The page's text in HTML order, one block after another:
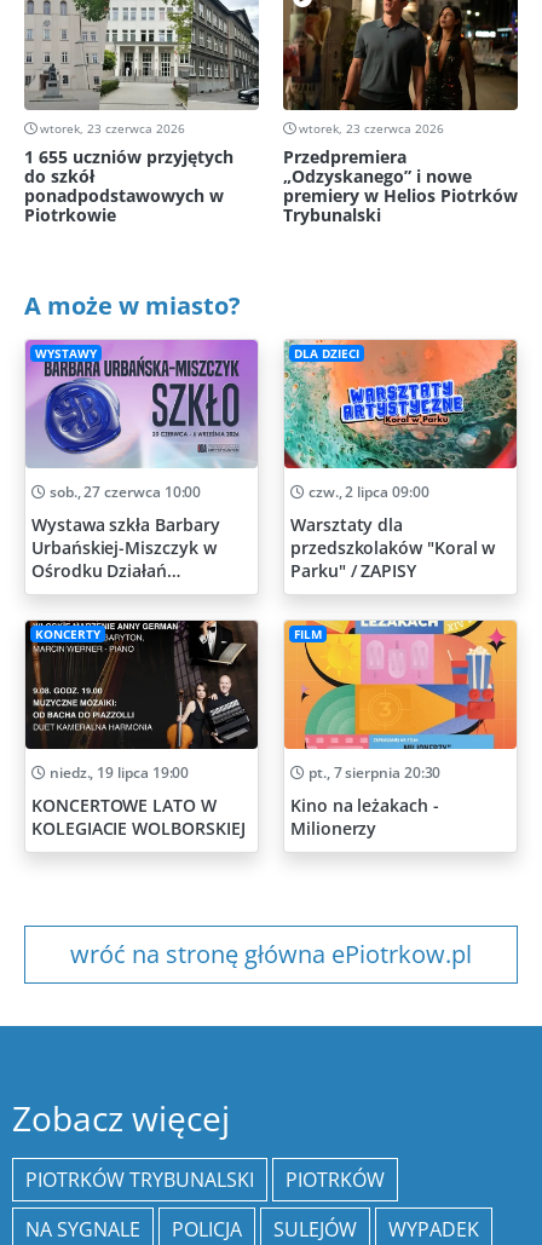
wtorek, 23 czerwca 2026
1 655 uczniów przyjętych
do szkół
ponadpodstawowych w
Piotrkowie
wtorek, 23 czerwca 2026
Przedpremiera
„Odzyskanego” i nowe
premiery w Helios Piotrków
Trybunalski
A może w miasto?
WYSTAWY
sob., 27 czerwca 10:00
Wystawa szkła Barbary
Urbańskiej-Miszczyk w
Ośrodku Działań
Artystycznych
DLA DZIECI
czw., 2 lipca 09:00
Warsztaty dla
przedszkolaków "Koral w
Parku" / ZAPISY
KONCERTY
niedz., 19 lipca 19:00
KONCERTOWE LATO W
KOLEGIACIE WOLBORSKIEJ
FILM
pt., 7 sierpnia 20:30
Kino na leżakach -
Milionerzy
wróć na stronę główna ePiotrkow.pl
Zobacz więcej
PIOTRKÓW TRYBUNALSKI
PIOTRKÓW
NA SYGNALE
POLICJA SULEJÓW
WYPADEK